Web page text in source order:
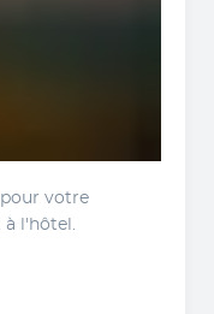
votre
à l'hôtel.